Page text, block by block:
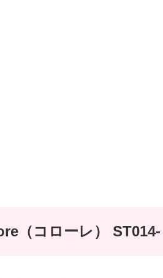
（コローレ）